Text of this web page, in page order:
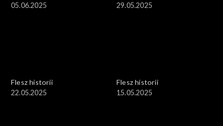
05.06.2025
29.05.2025
Flesz historii
22.05.2025
Flesz historii
15.05.2025